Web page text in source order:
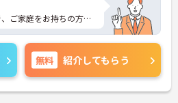
ご家庭をお持ちの方に
績がございますので、高
らご勤務出来ます！
ポイントなど、さらに
お気軽にご相談くださ
無料 紹介してもらう